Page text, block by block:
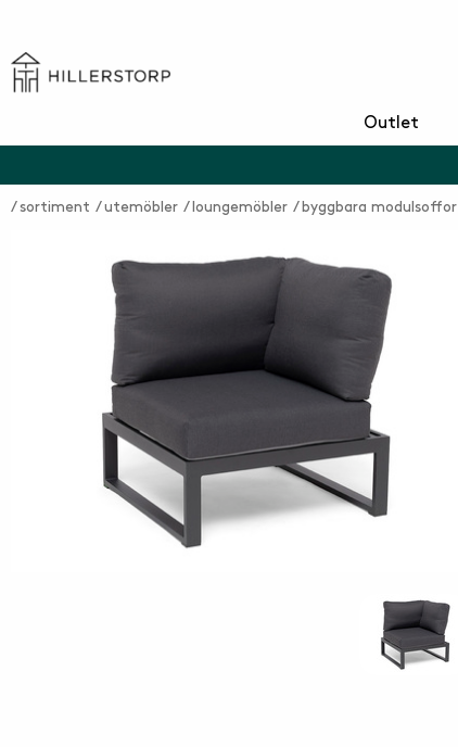
Outlet
sortiment utemöbler loungemöbler byggbara modulsoffor